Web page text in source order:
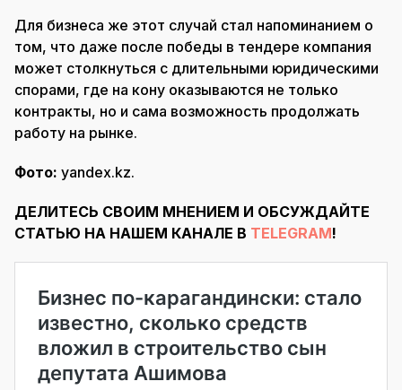
Для бизнеса же этот случай стал напоминанием о
том, что даже после победы в тендере компания
может столкнуться с длительными юридическими
спорами, где на кону оказываются не только
контракты, но и сама возможность продолжать
работу на рынке.
Фото: yandex.kz.
ДЕЛИТЕСЬ СВОИМ МНЕНИЕМ И ОБСУЖДАЙТЕ
СТАТЬЮ НА НАШЕМ КАНАЛЕ В TELEGRAM!